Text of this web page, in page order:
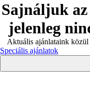
Sajnáljuk
jelenleg
Aktuális ajánlataink közül
Speciális ajánlatok